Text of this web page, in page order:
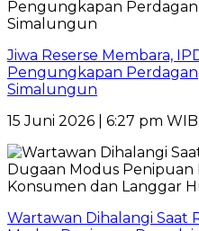
Jiwa Reserse Membara,
Pengungkapan
Simalungun
15 Juni 2026 | 6:27 pm WIB
Wartawan Dihalangi Saat